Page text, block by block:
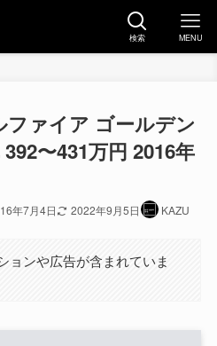
検索 MENU
ファイア ゴールデン
〜431万円 2016年
年7月4日 2022年9月5日 KAZU
ョンや広告が含まれていま